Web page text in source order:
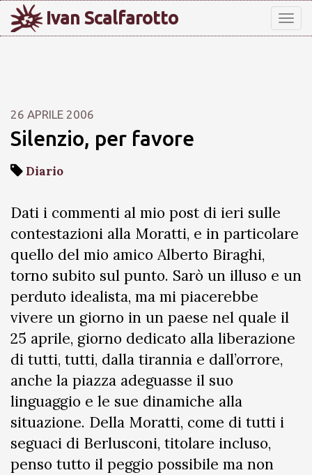
Ivan Scalfarotto
26 APRILE 2006
Silenzio, per favore
Diario
Dati i commenti al mio post di ieri sulle
contestazioni alla Moratti, e in particolare
quello del mio amico Alberto Biraghi,
torno subito sul punto. Sarò un illuso e un
perduto idealista, ma mi piacerebbe
vivere un giorno in un paese nel quale il
25 aprile, giorno dedicato alla liberazione
di tutti, tutti, dalla tirannia e dall’orrore,
anche la piazza adeguasse il suo
linguaggio e le sue dinamiche alla
situazione. Della Moratti, come di tutti i
seguaci di Berlusconi, titolare incluso,
penso tutto il peggio possibile ma non